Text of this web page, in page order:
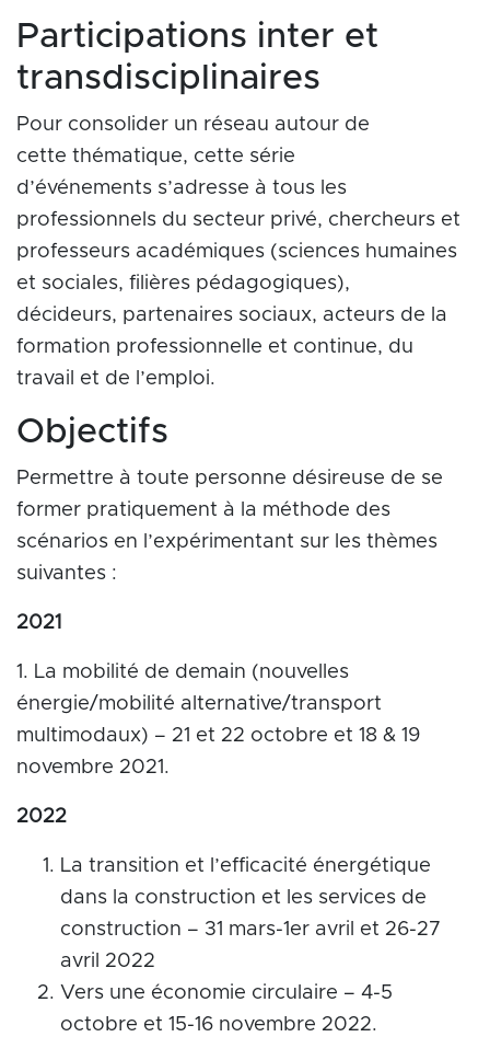
Participations inter et
transdisciplinaires
Pour consolider un réseau autour de
cette thématique, cette série
d’événements s’adresse à tous les
professionnels du secteur privé, chercheurs et
professeurs académiques (sciences humaines
et sociales, filières pédagogiques),
décideurs, partenaires sociaux, acteurs de la
formation professionnelle et continue, du
travail et de l’emploi.
Objectifs
Permettre à toute personne désireuse de se
former pratiquement à la méthode des
scénarios en l’expérimentant sur les thèmes
suivantes :
2021
1. La mobilité de demain (nouvelles
énergie/mobilité alternative/transport
multimodaux) – 21 et 22 octobre et 18 & 19
novembre 2021.
2022
La transition et l’efficacité énergétique
dans la construction et les services de
construction – 31 mars-1er avril et 26-27
avril 2022
Vers une économie circulaire – 4-5
octobre et 15-16 novembre 2022.